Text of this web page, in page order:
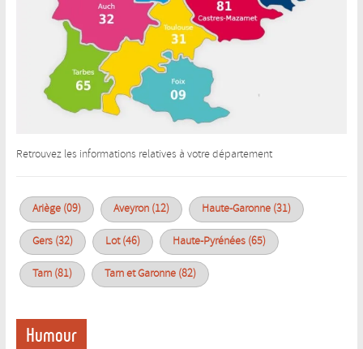
Retrouvez les informations relatives à votre département
Ariège (09) Aveyron (12) Haute-Garonne (31)
Gers (32) Lot (46) Haute-Pyrénées (65)
Tarn (81) Tarn et Garonne (82)
Humour